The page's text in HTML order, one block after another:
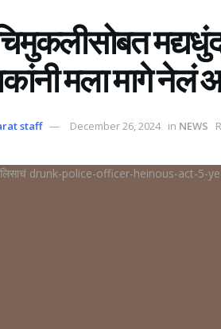
चिमुकलीसोबत
मला मागे नेलं
staff December 26, 2024 in NEWS